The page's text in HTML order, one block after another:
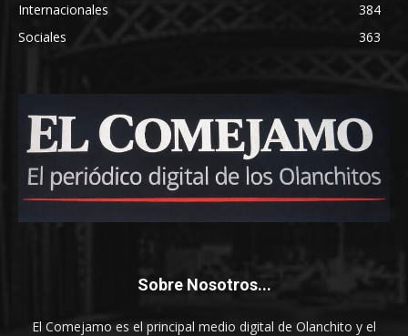
Internacionales
384
Sociales
363
Sobre Nosotros...
El Comejamo es el principal medio digital de Olanchito y el